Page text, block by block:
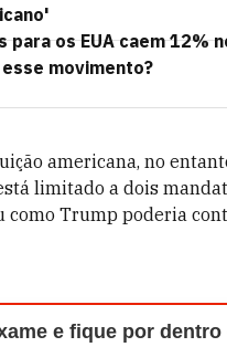
para os EUA caem 12%
movimento?
americana, no
limitado a dois
como Trump poderia
e fique por